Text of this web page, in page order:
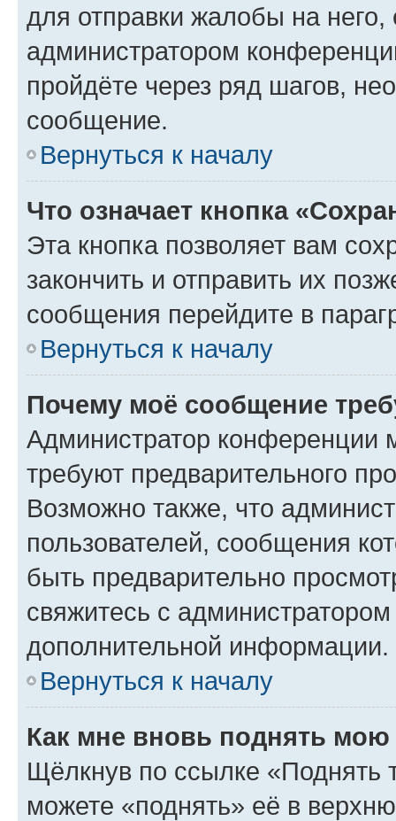
для отправки жалобы на
администратором
пройдёте через ряд шагов,
сообщение.
Вернуться к началу
Что означает кнопка
Эта кнопка позволяет вам
закончить и отправить их
сообщения перейдите в
Вернуться к началу
Почему моё сообщение
Администратор конференции
требуют предварительного
Возможно также, что
пользователей, сообщения
быть предварительно
свяжитесь с
дополнительной информации.
Вернуться к началу
Как мне вновь поднять мою
Щёлкнув по ссылке «Поднять
можете «поднять» её в